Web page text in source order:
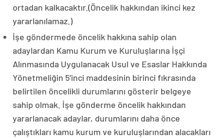
ortadan kalkacaktır.(Öncelik hakkından ikinci kez
yararlanılamaz.)
İşe göndermede öncelik hakkına sahip olan
adaylardan Kamu Kurum ve Kuruluşlarına İşçi
Alınmasında Uygulanacak Usul ve Esaslar Hakkında
Yönetmeliğin 5’inci maddesinin birinci fıkrasında
belirtilen öncelikli durumlarını gösterir belgeye
sahip olmak. İşe gönderme öncelik hakkından
yararlanacak adaylar, durumlarını daha önce
çalıştıkları kamu kurum ve kuruluşlarından alacakları